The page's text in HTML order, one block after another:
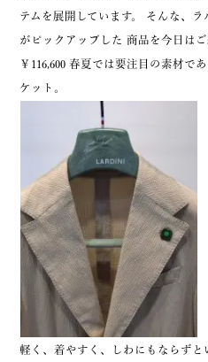
テムを展開しています。 そんな、ラ
がピックアップした 商品を今日はご
￥116,600 春夏では要注目の素材で
ケット。
軽く、着やすく、しわにもならず